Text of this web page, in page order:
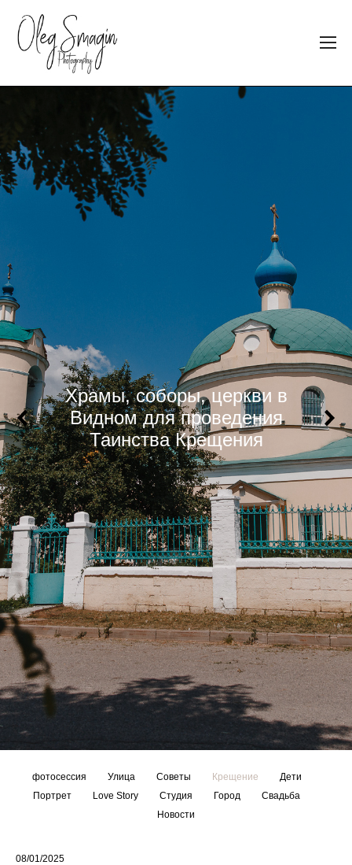
Храмы, соборы, церкви в
Видном для проведения
Таинства Крещения
фотосессия Улица Советы Крещение
Дети
Портрет
Love Story Студия Город
Свадьба
Новости
08/01/2025